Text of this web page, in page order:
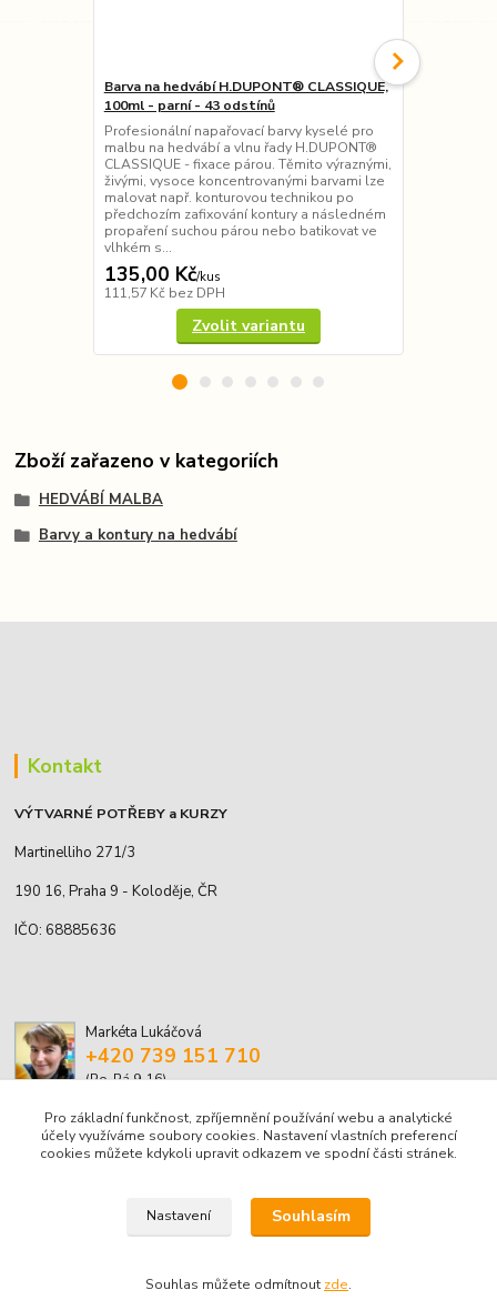
Barva na hedvábí H.DUPONT® CLASSIQUE,
100ml - parní - 43 odstínů
Profesionální napařovací barvy kyselé pro
malbu na hedvábí a vlnu řady H.DUPONT®
CLASSIQUE - fixace párou. Těmito výraznými,
živými, vysoce koncentrovanými barvami lze
malovat např. konturovou technikou po
předchozím zafixování kontury a následném
propaření suchou párou nebo batikovat ve
vlhkém s...
135,00 Kč/kus
111,57 Kč bez DPH
Zvolit variantu
Zboží zařazeno v kategoriích
HEDVÁBÍ MALBA
Barvy a kontury na hedvábí
Kontakt
VÝTVARNÉ POTŘEBY a KURZY
Martinelliho 271/3
190 16, Praha 9 - Koloděje, ČR
IČO: 68885636
Markéta Lukáčová
+420 739 151 710
(Po-Pá 9-16)
marketa.lukacova@volny.cz
© Markéta Lukáčová, 2001-2026
Pro základní funkčnost, zpříjemnění používání webu a analytické
účely využíváme soubory cookies. Nastavení vlastních preferencí
cookies můžete kdykoli upravit odkazem ve spodní části stránek.
Nastavení Souhlasím
Souhlas můžete odmítnout zde.